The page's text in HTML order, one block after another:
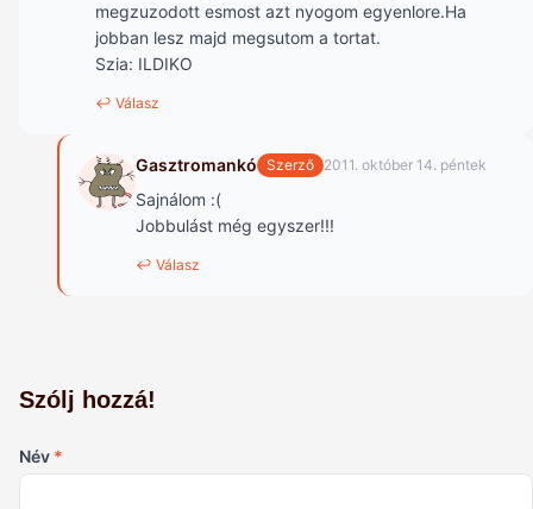
megzuzodott esmost azt nyogom egyenlore.Ha
jobban lesz majd megsutom a tortat.
Szia: ILDIKO
↩ Válasz
Gasztromankó Szerző 2011. október 14. péntek
Sajnálom :(
Jobbulást még egyszer!!!
↩ Válasz
Szólj hozzá!
Név *